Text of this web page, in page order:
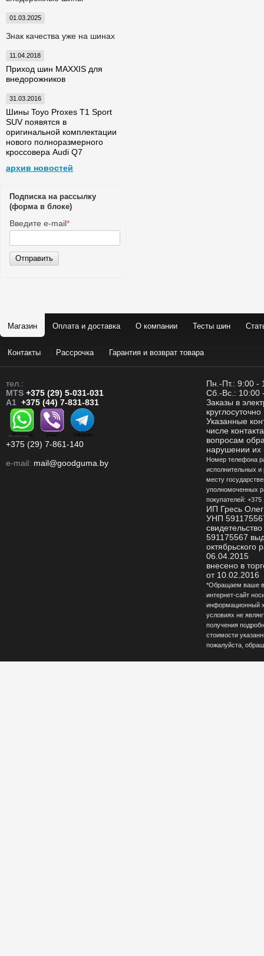
01.03.2025
Знак качества уже на шинах
11.04.2018
Приход шин MAXXIS для
внедорожников
31.03.2016
Шины Toyo Proxes T1 Sport
SUV появятся в
оригинальной комплектации
нового полноразмерного
кроссовера Audi Q7
архив новостей
Подписка на рассылку
(форма в блоке)
Введите e-mail*
Отправить
Магазин Оплата и доставка О компании Тесты шин
Контакты Рассрочка Гарантия и возврат товара
тел.:
MTS +375 (29) 5-031-031
A1 +375 (44) 7-831-831
+375 (29) 7-861-140
e-mail: mail@goodguma.by
Пн.-Пт.: 9:00 -
Сб.-Вс.: 10:00
Заказы в
круглосуточно
Указанные
числе
вопросам
нарушении их
Номер телефона
исполнительных и
месту
уполномоченных
покупателей:
ИП Гресь
УНП
591175567
октябрьского
06.04.2015
внесено в
от 10.02.2016
*Обращаем ваше
интернет-сайт
информационный
условиях не
получения
стоимости
пожалуйста,